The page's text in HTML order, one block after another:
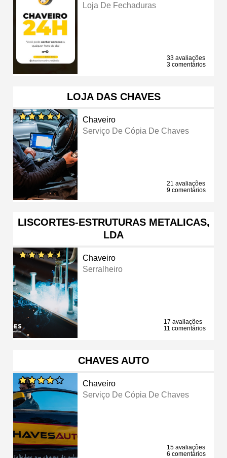
Loja De Fechaduras
33 avaliações
3 comentários
LOJA DAS CHAVES
Chaveiro
Serviço De Cópia De Chaves
21 avaliações
9 comentários
LISCORTES-ESTRUTURAS METALICAS,
LDA
Chaveiro
Serralheiro
17 avaliações
11 comentários
CHAVES AUTO
Chaveiro
Serviço De Cópia De Chaves
15 avaliações
6 comentários